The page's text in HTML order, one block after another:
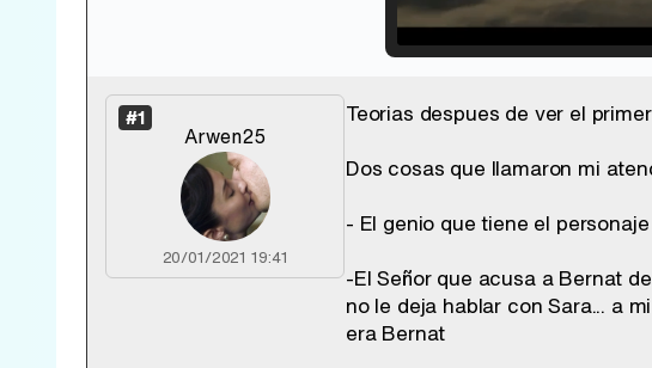
Unmute
#1
Arwen25
20/01/2021 19:41
Teorias despues de ver el
Dos cosas que llamaron mi
- El genio que tiene el
-El Señor que acusa a Bernat
no le deja hablar con Sara... a
era Bernat